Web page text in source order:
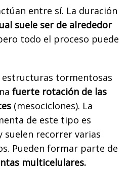
entre sí. La duración
suele ser de alrededor
todo el proceso puede
estructuras tormentosas
fuerte rotación de las
(mesociclones). La
de este tipo es
suelen recorrer varias
Pueden formar parte de
multicelulares.